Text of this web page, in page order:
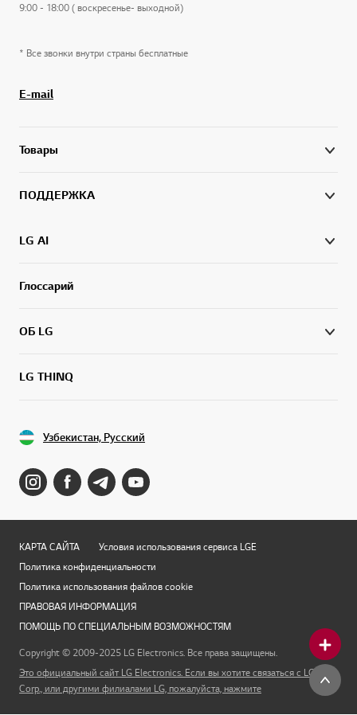
9:00 - 18:00 ( воскресенье- выходной)
* Все звонки внутри страны бесплатные
E-mail
Товары
ПОДДЕРЖКА
LG AI
Глоссарий
ОБ LG
LG THINQ
Узбекистан, Русский
КАРТА САЙТА
Условия использования сервиса LGE
Политика конфиденциальности
Политика использования файлов cookie
ПРАВОВАЯ ИНФОРМАЦИЯ
ПОМОЩЬ ПО СПЕЦИАЛЬНЫМ ВОЗМОЖНОСТЯМ
Copyright © 2009-2025 LG Electronics. Все права защищены.
Это официальный сайт LG Electronics. Если вы хотите связаться с LG
Corp., или другими филиалами LG, пожалуйста, нажмите